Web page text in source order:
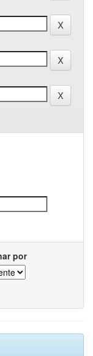
por